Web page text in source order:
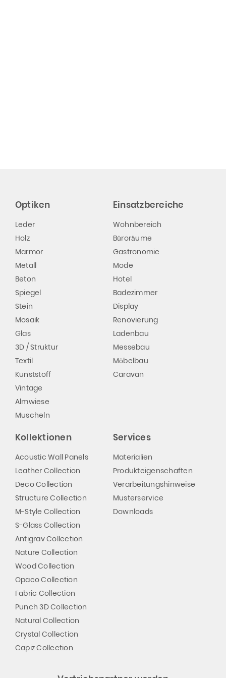
Optiken
Leder
Holz
Marmor
Metall
Beton
Spiegel
Stein
Mosaik
Glas
3D / Struktur
Textil
Kunststoff
Vintage
Almwiese
Muscheln
Einsatzbereiche
Wohnbereich
Büroräume
Gastronomie
Mode
Hotel
Badezimmer
Display
Renovierung
Ladenbau
Messebau
Möbelbau
Caravan
Kollektionen
Acoustic Wall Panels
Leather Collection
Deco Collection
Structure Collection
M-Style Collection
S-Glass Collection
Antigrav Collection
Nature Collection
Wood Collection
Opaco Collection
Fabric Collection
Punch 3D Collection
Natural Collection
Crystal Collection
Capiz Collection
Services
Materialien
Produkteigenschaften
Verarbeitungshinweise
Musterservice
Downloads